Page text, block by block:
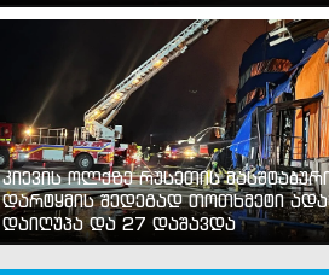
კიევის ოლქზე რუსეთის
დარტყმის შედეგად თოთხმეტი
დაიღუპა და 27 დაშავდა